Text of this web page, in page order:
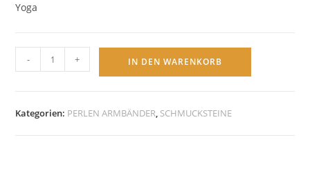
Yoga
Edelstein
Armband
- + IN DEN WARENKORB
Kategorien: PERLEN ARMBÄNDER, SCHMUCKSTEINE